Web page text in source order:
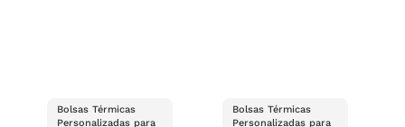
Bolsas Térmicas
Personalizadas para
Bolsas Térmicas
Personalizadas para